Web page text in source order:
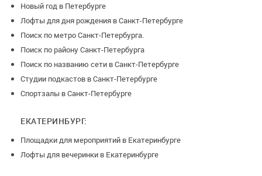
Новый год в Петербурге
Лофты для дня рождения в Санкт-Петербурге
Поиск по метро Санкт-Петербурга.
Поиск по району Санкт-Петербурга
Поиск по названию сети в Санкт-Петербурге
Студии подкастов в Санкт-Петербурге
Спортзалы в Санкт-Петербурге
ЕКАТЕРИНБУРГ:
Площадки для мероприятий в Екатеринбурге
Лофты для вечеринки в Екатеринбурге